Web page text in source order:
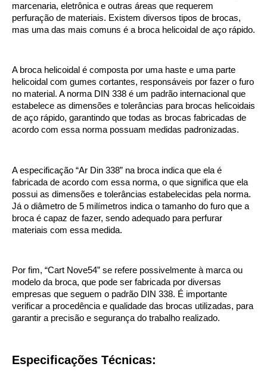
marcenaria, eletrônica e outras áreas que requerem
perfuração de materiais. Existem diversos tipos de brocas,
mas uma das mais comuns é a broca helicoidal de aço rápido.
A broca helicoidal é composta por uma haste e uma parte
helicoidal com gumes cortantes, responsáveis por fazer o furo
no material. A norma DIN 338 é um padrão internacional que
estabelece as dimensões e tolerâncias para brocas helicoidais
de aço rápido, garantindo que todas as brocas fabricadas de
acordo com essa norma possuam medidas padronizadas.
A especificação “Ar Din 338” na broca indica que ela é
fabricada de acordo com essa norma, o que significa que ela
possui as dimensões e tolerâncias estabelecidas pela norma.
Já o diâmetro de 5 milímetros indica o tamanho do furo que a
broca é capaz de fazer, sendo adequado para perfurar
materiais com essa medida.
Por fim, “Cart Nove54” se refere possivelmente à marca ou
modelo da broca, que pode ser fabricada por diversas
empresas que seguem o padrão DIN 338. É importante
verificar a procedência e qualidade das brocas utilizadas, para
garantir a precisão e segurança do trabalho realizado.
Especificações Técnicas: